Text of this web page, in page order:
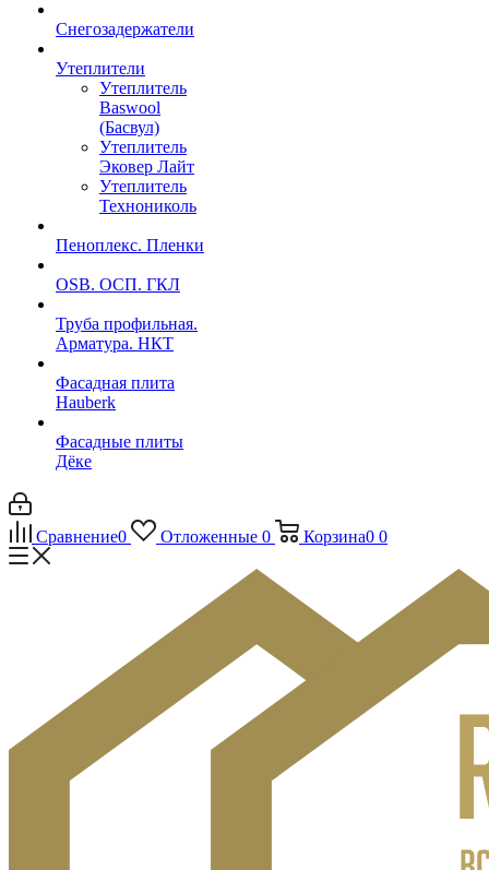
Снегозадержатели
Утеплители
Утеплитель
Baswool
(Басвул)
Утеплитель
Эковер Лайт
Утеплитель
Технониколь
Пеноплекс. Пленки
OSB. ОСП. ГКЛ
Труба профильная.
Арматура. НКТ
Фасадная плита
Hauberk
Фасадные плиты
Дёке
Сравнение0 Отложенные 0 Корзина0 0